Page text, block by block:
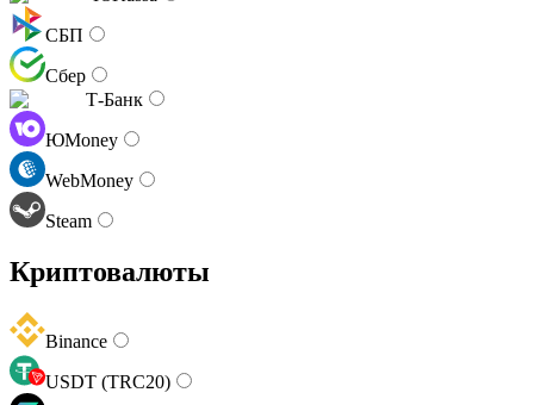
СБП
Сбер
Т-Банк
ЮMoney
WebMoney
Steam
Криптовалюты
Binance
USDT (TRC20)